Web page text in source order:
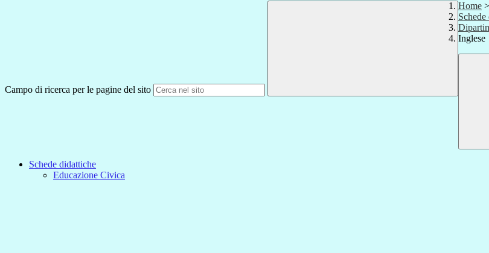
Campo di ricerca per le pagine del sito
Home >
Inglese
Schede didattiche
Educazione Civica